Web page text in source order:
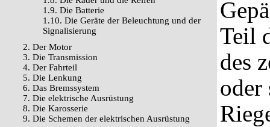
1.9. Die Batterie
1.10. Die Geräte der Beleuchtung und der
Signalisierung
2. Der Motor
3. Die Transmission
4. Der Fahrteil
5. Die Lenkung
6. Das Bremssystem
7. Die elektrische Ausrüstung
8. Die Karosserie
9. Die Schemen der elektrischen Ausrüstung
Teil
des
oder